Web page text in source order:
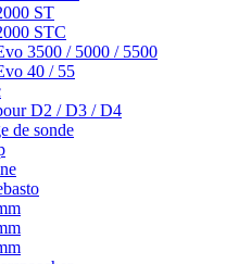
ST
STC
3500 / 5000 / 5500
40 / 55
D2 / D3 / D4
de sonde